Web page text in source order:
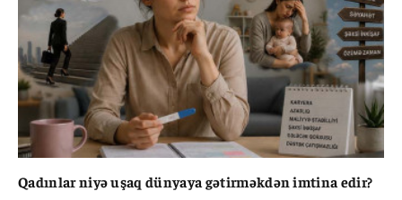
Qadınlar niyə uşaq dünyaya gətirməkdən imtina edir?